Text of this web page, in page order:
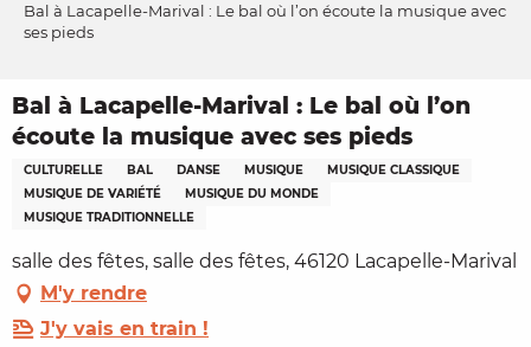
Bal à Lacapelle-Marival : Le bal où l’on écoute la musique avec
ses pieds
Bal à Lacapelle-Marival : Le bal où l’on
écoute la musique avec ses pieds
CULTURELLE BAL DANSE MUSIQUE
MUSIQUE CLASSIQUE
MUSIQUE DE VARIÉTÉ
MUSIQUE DU MONDE
MUSIQUE TRADITIONNELLE
salle des fêtes, salle des fêtes, 46120 Lacapelle-Marival
M'y rendre
J'y vais en train !